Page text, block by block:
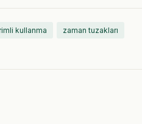
kullanma zaman tuzakları